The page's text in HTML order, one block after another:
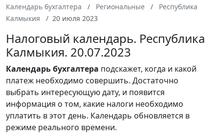
Календарь бухгалтера
Региональные
Республика
Калмыкия
20 июля 2023
Налоговый календарь. Республика
Калмыкия. 20.07.2023
Календарьбухгалтера подскажет, когда и какой
платеж необходимо совершить. Достаточно
выбрать интересующую дату, и появится
информация о том, какие налоги необходимо
уплатить в этот день. Календарь обновляется в
режиме реального времени.